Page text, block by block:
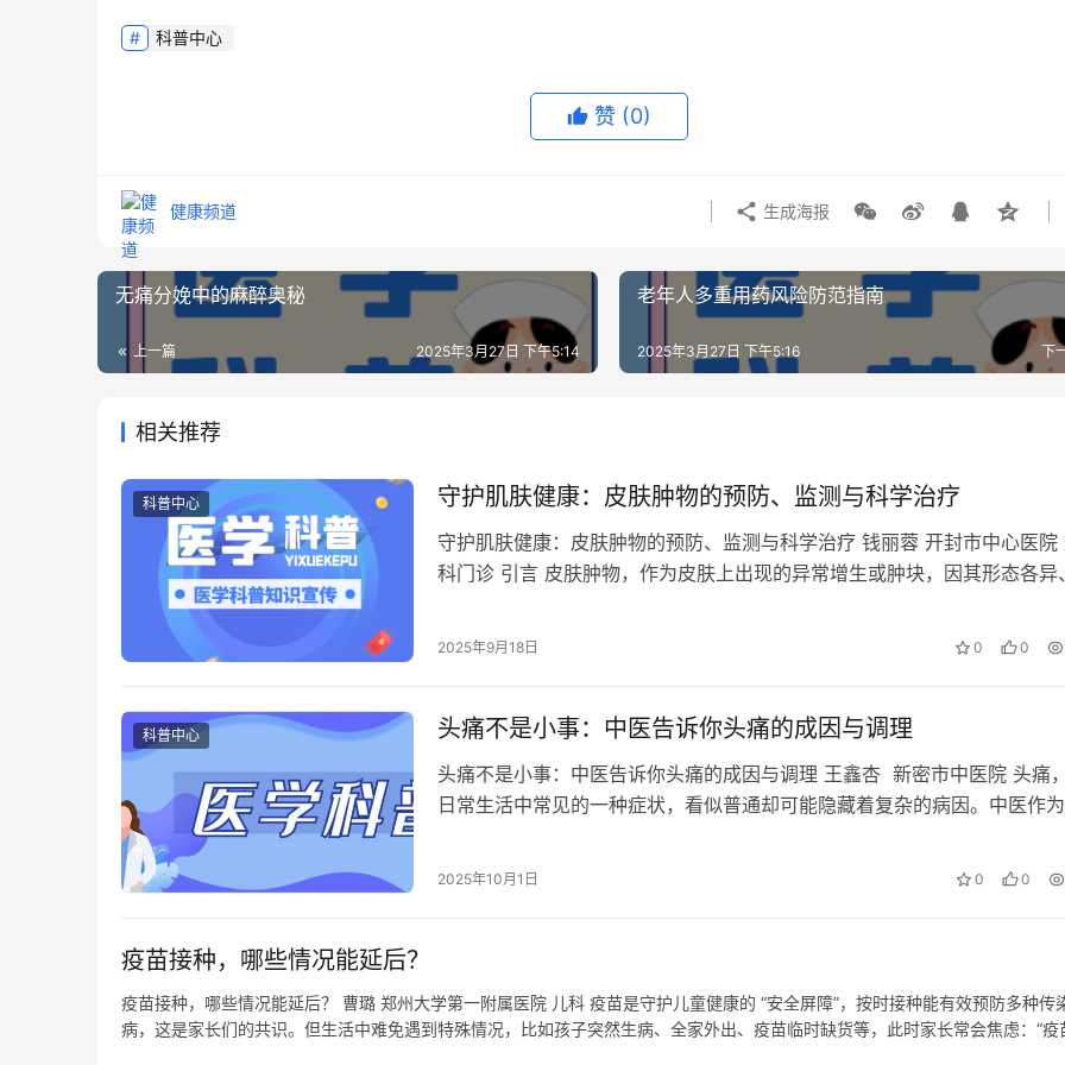
科普中心
赞 (0)
健康频道 生成海报
无痛分娩中的麻醉奥秘
上一篇 2025年3月27日 下午5:14
老年人多重用药风险防范指南
下
2025年3月27日 下午5:16
相关推荐
科普中心 守护肌肤健康：皮肤肿物的预防、监测与科学治疗
守护肌肤健康：皮肤肿物的预防、监测与科学治疗 钱丽蓉 开封市中心医院
科门诊 引言 皮肤肿物，作为皮肤上出现的异常增生或肿块，因其形态各异
预防、监测与治疗方法，我们可以有效守护肌肤健康，减少皮肤肿物带来
2025年9月18日 0 0
科普中心 头痛不是小事：中医告诉你头痛的成因与调理
头痛不是小事：中医告诉你头痛的成因与调理 王鑫杏 新密市中医院 头痛
日常生活中常见的一种症状，看似普通却可能隐藏着复杂的病因。中医作
细解析中医视角下头痛的成因，并介绍相应的调理方法，帮助大家更好地
2025年10月1日 0 0
疫苗接种，哪些情况能延后？
疫苗接种，哪些情况能延后？ 曹璐 郑州大学第一附属医院 儿科​ 疫苗是守护儿童健康的 “安全屏障”，按时接种能有效预防多种传
病，这是家长们的共识。但生活中难免遇到特殊情况，比如孩子突然生病、全家外出、疫苗临时缺货等，此时家长常会焦虑：“疫